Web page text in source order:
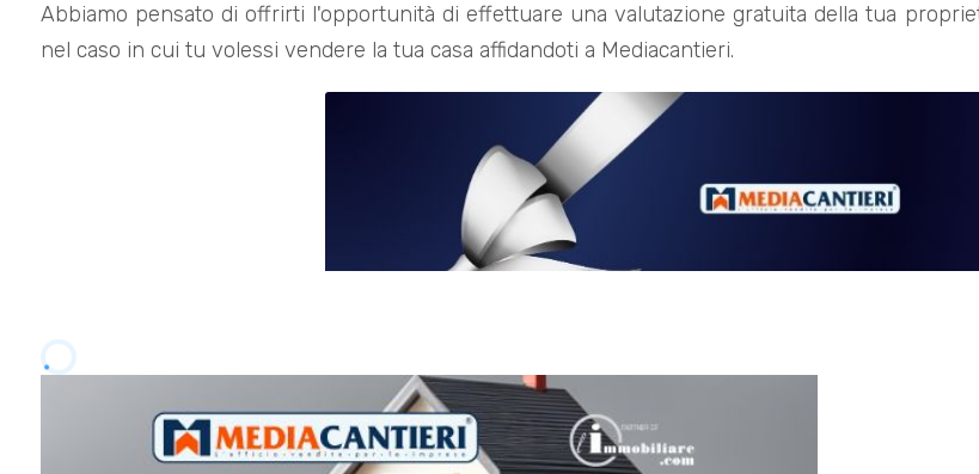
Abbiamo pensato di offrirti l'opportunità di effettuare una valutazione gratuita della tua
nel caso in cui tu volessi vendere la tua casa affidandoti a Mediacantieri.